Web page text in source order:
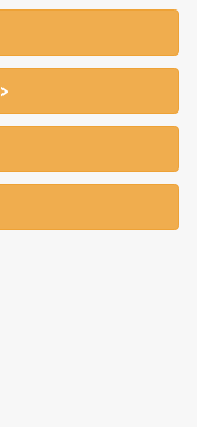
مسببات الحساسية >